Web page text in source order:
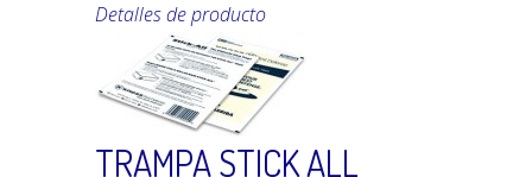
Detalles de producto
TRAMPA STICK ALL